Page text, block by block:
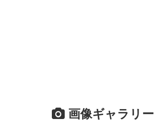
画像ギャラリー